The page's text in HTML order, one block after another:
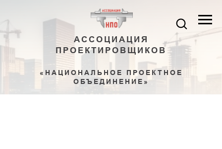
АССОЦИАЦИЯ
ПРОЕКТИРОВЩИКОВ
«НАЦИОНАЛЬНОЕ ПРОЕКТНОЕ
ОБЪЕДИНЕНИЕ»